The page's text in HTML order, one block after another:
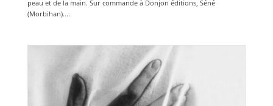
peau et de la main. Sur commande à Donjon éditions, Séné
(Morbihan)....